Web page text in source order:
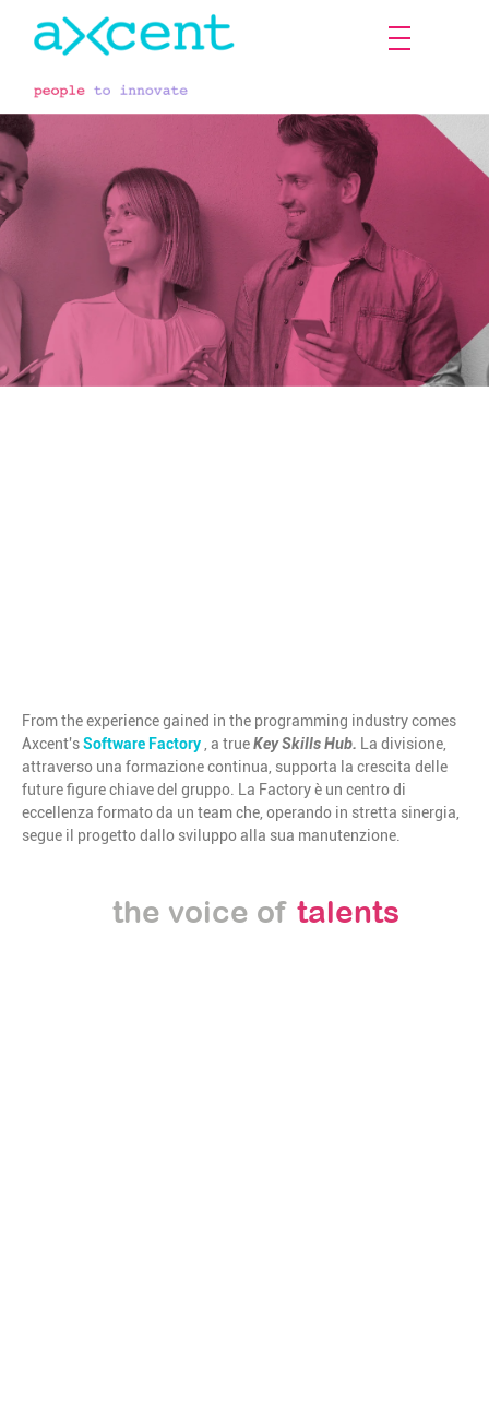
From the experience gained in the programming industry comes
Axcent'sSoftware Factory , a trueKey.Skills Hub.
La divisione,
attraverso una formazione continua, supporta la crescita delle
future figure chiave del gruppo. La Factory è un centro di
eccellenza formato da un team che, operando in stretta sinergia,
segue il progetto dallo sviluppo alla sua manutenzione.
the voice of talents